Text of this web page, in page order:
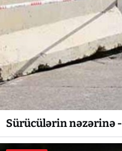
Sürücülərin nəzərinə -